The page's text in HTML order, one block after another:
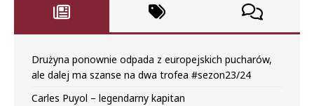
Drużyna ponownie odpada z europejskich pucharów,
ale dalej ma szanse na dwa trofea #sezon23/24
Carles Puyol – legendarny kapitan